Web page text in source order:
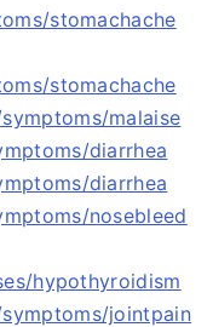
stomachache
stomachache
malaise
diarrhea
diarrhea
nosebleed
hypothyroidism
jointpain